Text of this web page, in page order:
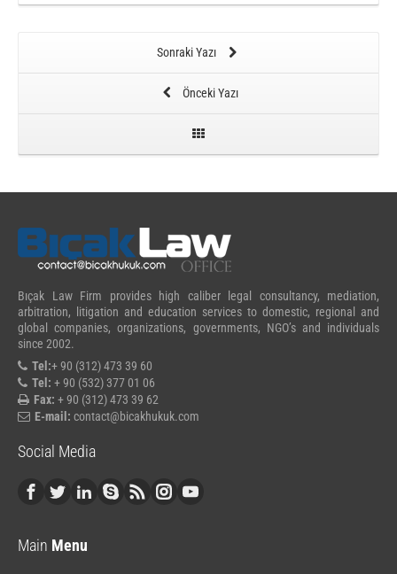
Sonraki Yazı
Önceki Yazı
Bıçak Law Firm provides high caliber legal consultancy, mediation,
arbitration, litigation and education services to domestic, regional and
global companies, organizations, governments, NGO’s and individuals
since 2002.
Tel:+ 90 (312) 473 39 60
Tel: + 90 (532) 377 01 06
Fax: + 90 (312) 473 39 62
E-mail: contact@bicakhukuk.com
Social Media
Main Menu